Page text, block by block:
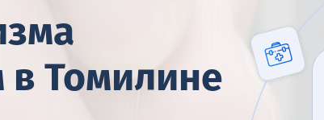
в Томилине